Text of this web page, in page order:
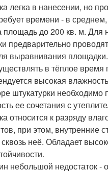
легка в нанесении, но
времени - в
площадь до 200 кв. м. Для
предварительно
выравнивания
в тёплое время
высокая
штукатурки необходимо
ее сочетания с
относится к разряду
при этом, внутренние
неё. Обладает
небольшой недостаток -